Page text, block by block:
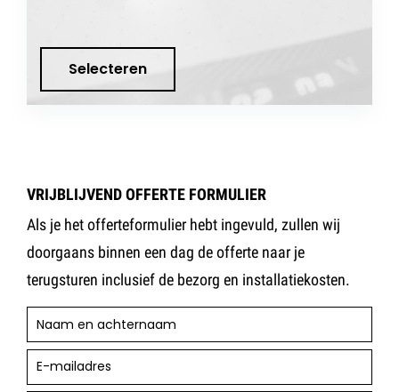
Selecteren
VRIJBLIJVEND OFFERTE FORMULIER
Als je het offerteformulier hebt ingevuld, zullen wij
doorgaans binnen een dag de offerte naar je
terugsturen inclusief de bezorg en installatiekosten.